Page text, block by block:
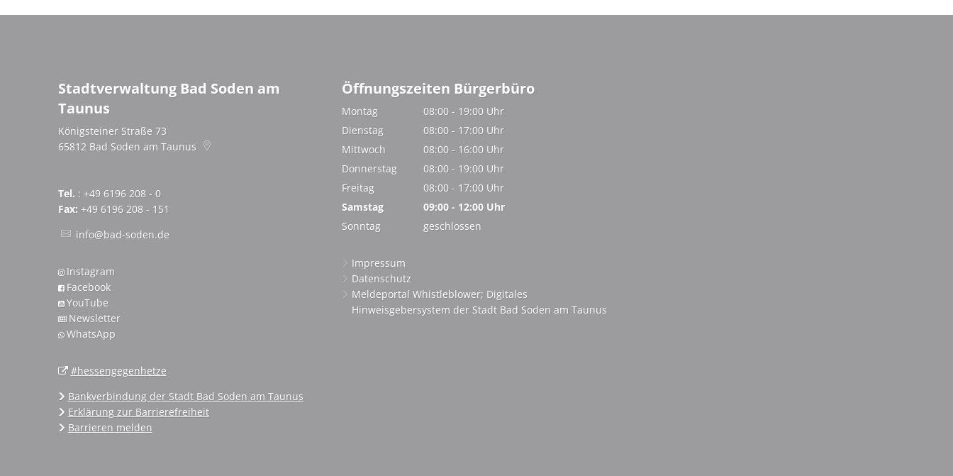
Stadtverwaltung Bad Soden am
Taunus
Königsteiner Straße 73
65812 Bad Soden am Taunus
Tel. : +49 6196 208 - 0
Fax: +49 6196 208 - 151
info@bad-soden.de
Instagram
Facebook
YouTube
Newsletter
WhatsApp
#hessengegenhetze
Bankverbindung der Stadt Bad Soden am Taunus
Erklärung zur Barrierefreiheit
Barrieren melden
Öffnungszeiten Bürgerbüro
Montag 08:00 - 19:00 Uhr
Von 08:00 bis 19:00 Uhr
Dienstag 08:00 - 17:00 Uhr
Von 08:00 bis 17:00 Uhr
Mittwoch 08:00 - 16:00 Uhr
Von 08:00 bis 16:00 Uhr
Donnerstag 08:00 - 19:00 Uhr
Von 08:00 bis 19:00 Uhr
Freitag 08:00 - 17:00 Uhr
Von 08:00 bis 17:00 Uhr
Samstag 09:00 - 12:00 Uhr
Von 09:00 bis 12:00 Uhr
Sonntag geschlossen
Impressum
Datenschutz
Meldeportal Whistleblower; Digitales
Hinweisgebersystem der Stadt Bad Soden am Taunus